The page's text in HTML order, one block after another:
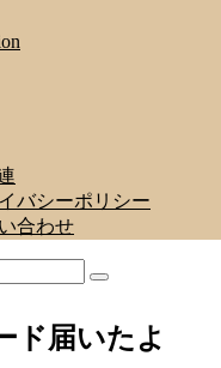
バシーポリシー
合わせ
ド届いたよ